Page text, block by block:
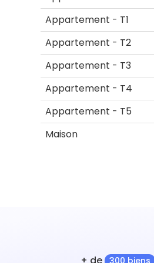
Appartement - T1
Appartement - T2
Appartement - T3
Appartement - T4
Appartement - T5
Maison
300 biens